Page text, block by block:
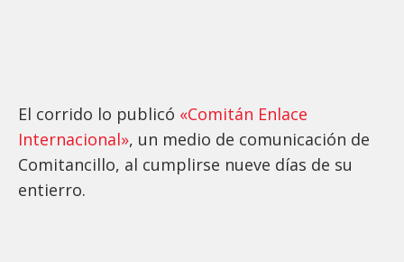
El corrido lo publicó «Comitán Enlace
Internacional», un medio de comunicación de
Comitancillo, al cumplirse nueve días de su
entierro.